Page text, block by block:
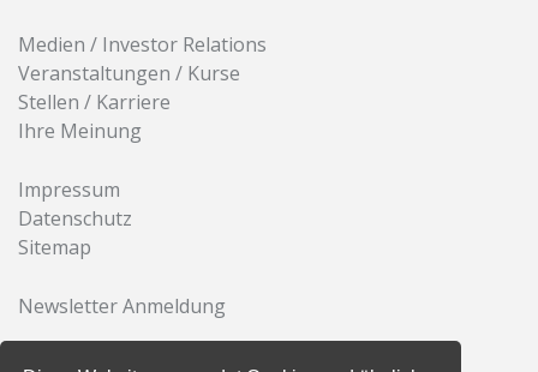
Medien / Investor Relations
Veranstaltungen / Kurse
Stellen / Karriere
Ihre Meinung
Impressum
Datenschutz
Sitemap
Newsletter Anmeldung